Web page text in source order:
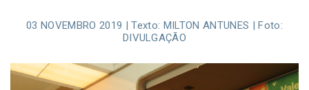
03 NOVEMBRO 2019 | Texto: MILTON ANTUNES | Foto:
DIVULGAÇÃO